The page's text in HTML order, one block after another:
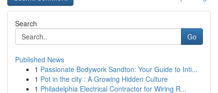
Search
Go
Published News
1 Passionate Bodywork Sandton: Your Guide to Inti...
1 Pot in the city : A Growing Hidden Culture
1 Philadelphia Electrical Contractor for Wiring R...